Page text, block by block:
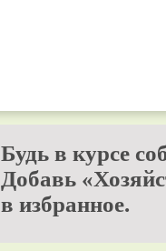
Будь в курсе
Добавь
в избранное.